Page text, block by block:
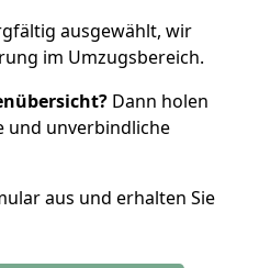
ausgewählt, wir
im Umzugsbereich.
Dann holen
und unverbindliche
aus und erhalten Sie